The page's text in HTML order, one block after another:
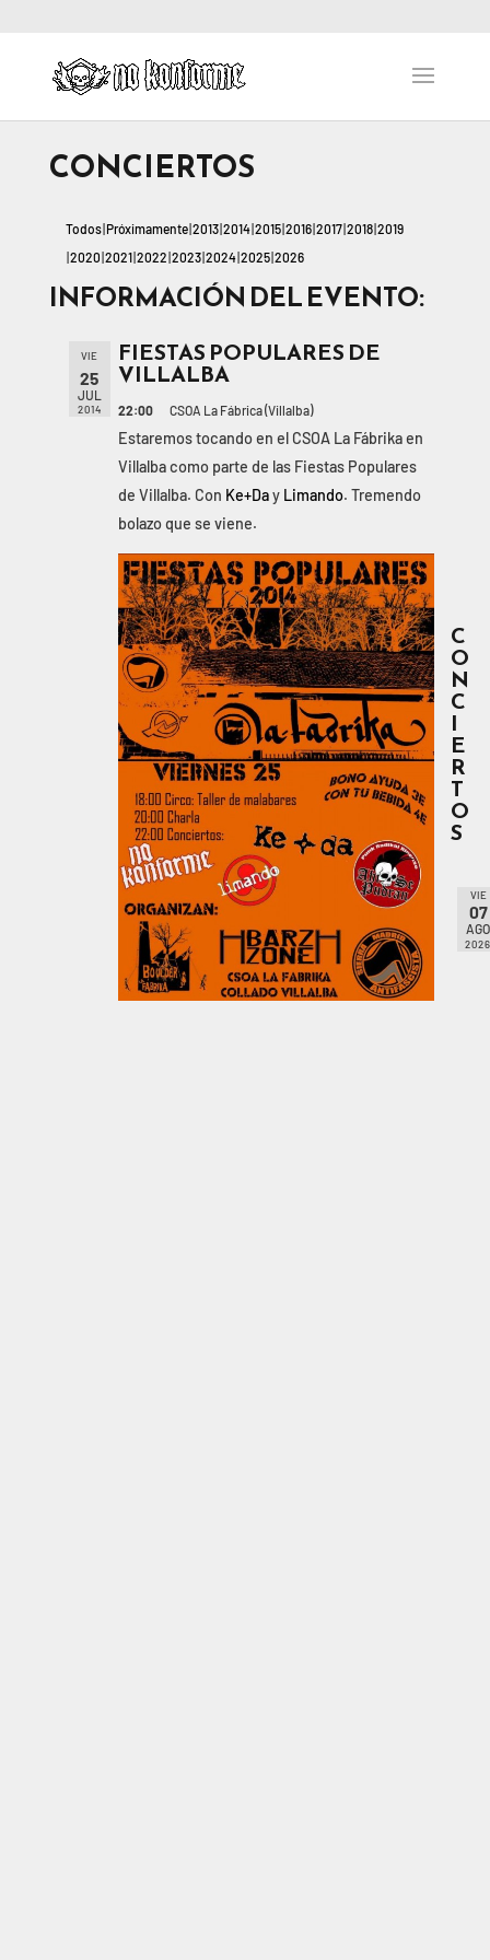
CONCIERTOS
Todos Próximamente 2013 2014 2015 2016 2017 2018 2019
2020 2021 2022 2023 2024 2025 2026
INFORMACIÓN DEL EVENTO:
VIE
25
JUL
2014
FIESTAS POPULARES DE
VILLALBA
22:00 CSOA La Fábrica (Villalba)
Estaremos tocando en el CSOA La Fábrika en
Villalba como parte de las Fiestas Populares
de Villalba. Con Ke+Day Limando. Tremendo
bolazo que se viene.
C
O
N
C
I
E
R
T
O
S
VIE
07
AGO